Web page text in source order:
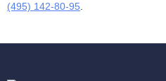
(495) 142-80-95